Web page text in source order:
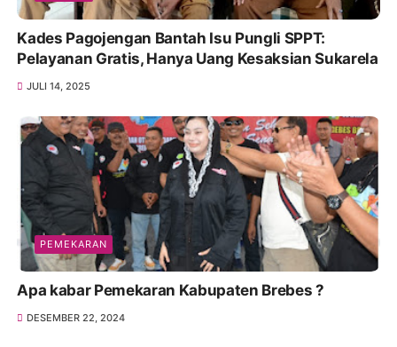
Kades Pagojengan Bantah Isu Pungli SPPT:
Pelayanan Gratis, Hanya Uang Kesaksian Sukarela
JULI 14, 2025
PEMEKARAN
Apa kabar Pemekaran Kabupaten Brebes ?
DESEMBER 22, 2024